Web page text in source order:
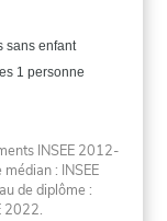
sans enfant
1 personne
INSEE 2012-
: INSEE
de diplôme :
2022.